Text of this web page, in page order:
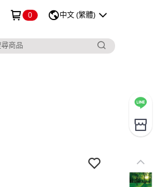
0 中文 (繁體)